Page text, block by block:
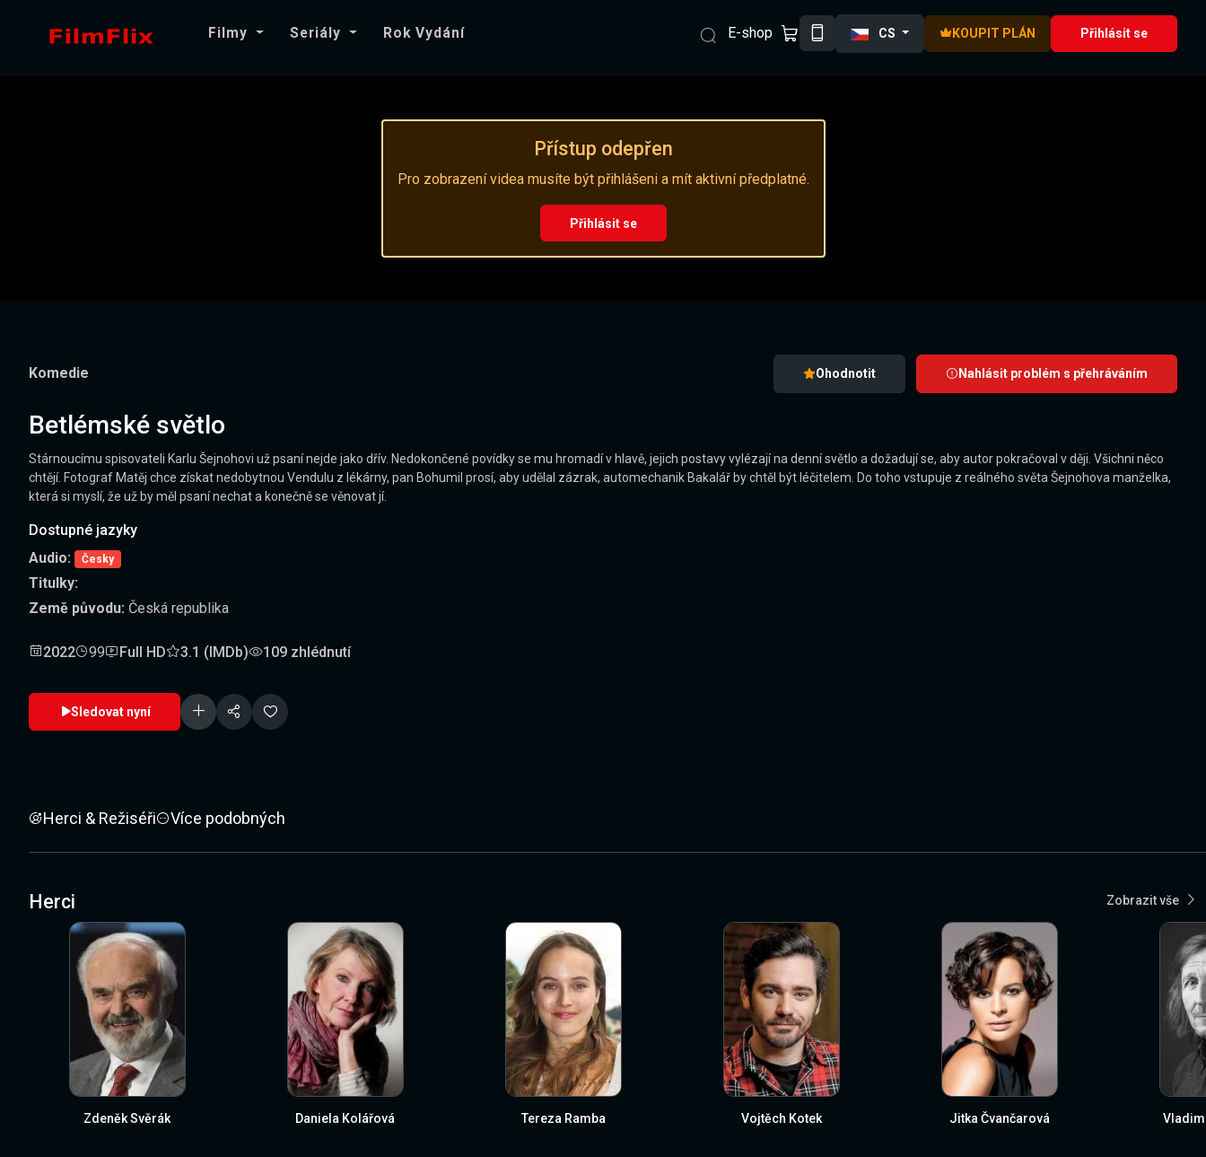
Filmy Seriály Rok Vydání E-shop CS KOUPIT PLÁN Přihlásit se
Přístup odepřen
Pro zobrazení videa musíte být přihlášeni a mít aktivní předplatné.
Přihlásit se
Komedie Ohodnotit Nahlásit problém s přehráváním
Betlémské světlo
Stárnoucímu spisovateli Karlu Šejnohovi už psaní nejde jako dřív. Nedokončené povídky se mu hromadí v hlavě, jejich postavy vylézají na denní světlo a dožadují se, aby autor pokračoval v ději. Všichni něco
chtějí. Fotograf Matěj chce získat nedobytnou Vendulu z lékárny, pan Bohumil prosí, aby udělal zázrak, automechanik Bakalář by chtěl být léčitelem. Do toho vstupuje z reálného světa Šejnohova manželka,
která si myslí, že už by měl psaní nechat a konečně se věnovat jí.
Dostupné jazyky
Audio:
Česky
Titulky:
Země původu: Česká republika
2022 99 Full HD 3.1 (IMDb) 109 zhlédnutí
Sledovat nyní
Herci & Režiséři Více podobných
Herci Zobrazit vše
Zdeněk Svěrák Daniela Kolářová Tereza Ramba Vojtěch Kotek Jitka Čvančarová